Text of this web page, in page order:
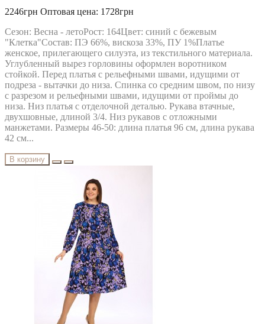
MUBLIZ
NINELE
NOVA LINE
ORHIDEYA LUX
PIRS
PRETTY
PUR PUR
RIVOLI
RUNELLA
SODA
SOLOMEYA LUX
Svetlana-Style
TAIER
TEFFI
VESNALETTO
VILENA FASHION
VITTORIA QUEEN
БелЭльСтиль
ОРХИДЕЯ
РАСПРОДАЖА
Твой Имидж
2246грн Оптовая цена: 1728грн
Сезон: Весна - летоРост: 164Цвет: синий с бежевым
"Клетка"Состав: ПЭ 66%, вискоза 33%, ПУ 1%Платье
женское, прилегающего силуэта, из текстильного материала.
Углубленный вырез горловины оформлен воротником
стойкой. Перед платья с рельефными швами, идущими от
подреза - вытачки до низа. Спинка со средним швом, по низу
с разрезом и рельефными швами, идущими от проймы до
низа. Низ платья с отделочной деталью. Рукава втачные,
двухшовные, длиной 3/4. Низ рукавов с отложными
манжетами. Размеры 46-50: длина платья 96 см, длина рукава
42 см...
В корзину